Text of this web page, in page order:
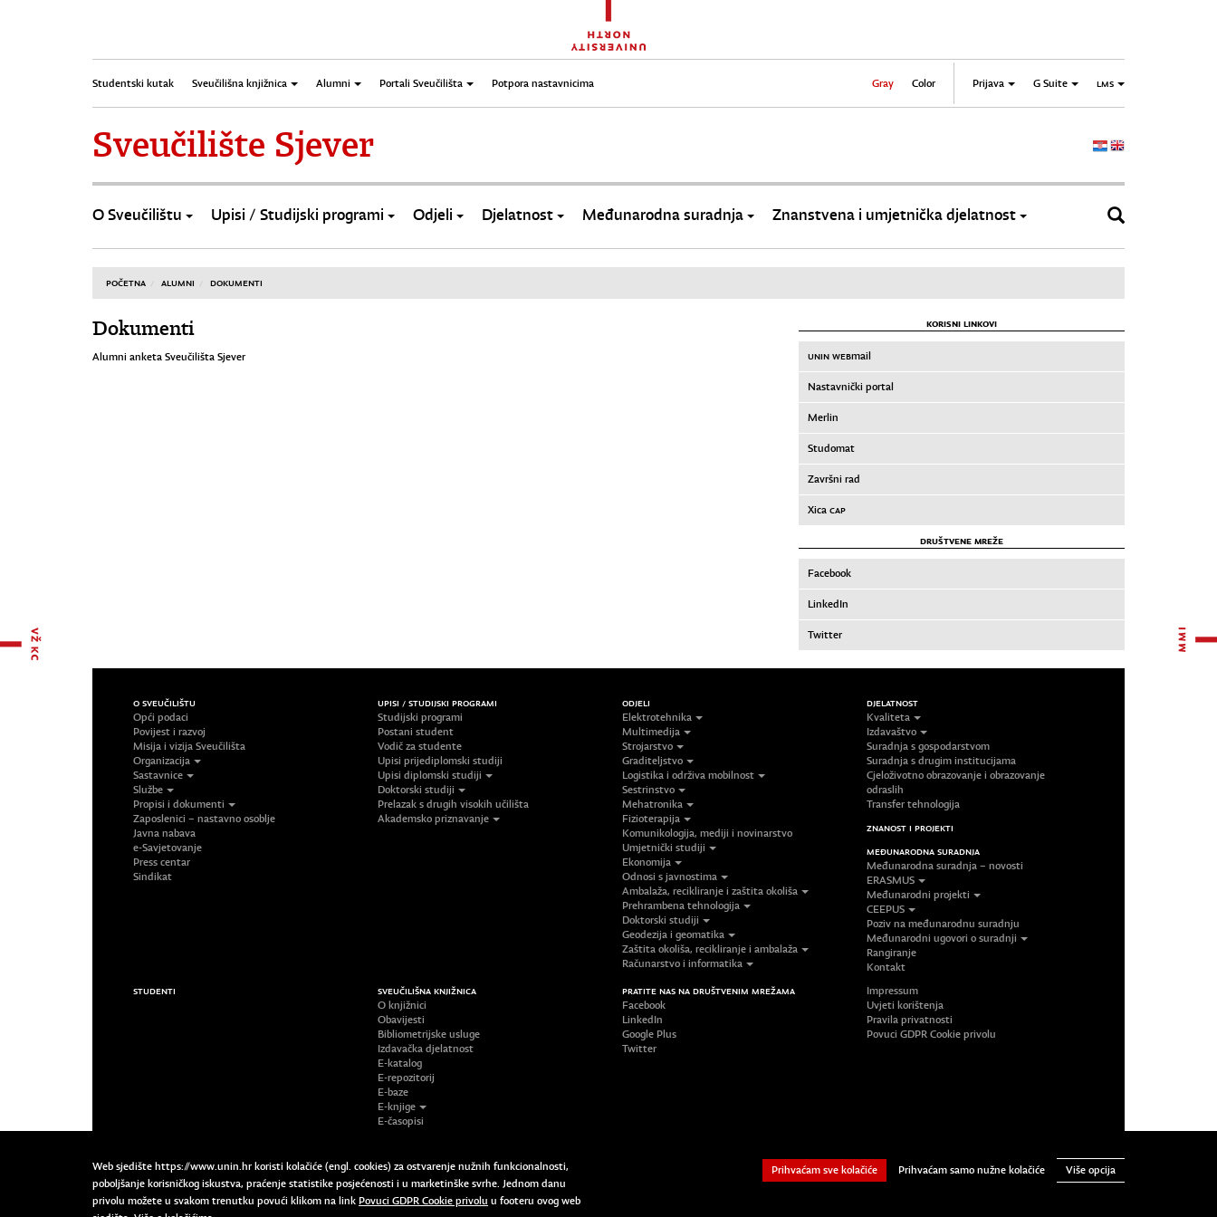
Studentski kutak Sveučilišna knjižnica Alumni Portali Sveučilišta Potpora nastavnicima Gray Color Prijava G Suite LMS
Sveučilište Sjever
O Sveučilištu Upisi / Studijski programi Odjeli Djelatnost Međunarodna suradnja Znanstvena i umjetnička djelatnost
POČETNA ALUMNI DOKUMENTI
Dokumenti
Alumni anketa Sveučilišta Sjever
KORISNI LINKOVI
UNIN WEBmail
Nastavnički portal
Merlin
Studomat
Završni rad
Xica CAP
DRUŠTVENE MREŽE
Facebook
LinkedIn
Twitter
O SVEUČILIŠTU
Opći podaci
Povijest i razvoj
Misija i vizija Sveučilišta
Organizacija
Sastavnice
Službe
Propisi i dokumenti
Zaposlenici – nastavno osoblje
Javna nabava
e-Savjetovanje
Press centar
Sindikat
UPISI / STUDIJSKI PROGRAMI
Studijski programi
Postani student
Vodič za studente
Upisi prijediplomski studiji
Upisi diplomski studiji
Doktorski studiji
Prelazak s drugih visokih učilišta
Akademsko priznavanje
ODJELI
Elektrotehnika
Multimedija
Strojarstvo
Graditeljstvo
Logistika i održiva mobilnost
Sestrinstvo
Mehatronika
Fizioterapija
Komunikologija, mediji i novinarstvo
Umjetnički studiji
Ekonomija
Odnosi s javnostima
Ambalaža, recikliranje i zaštita okoliša
Prehrambena tehnologija
Doktorski studiji
Geodezija i geomatika
Zaštita okoliša, recikliranje i ambalaža
Računarstvo i informatika
DJELATNOST
Kvaliteta
Izdavaštvo
Suradnja s gospodarstvom
Suradnja s drugim institucijama
Cjeloživotno obrazovanje i obrazovanje
odraslih
Transfer tehnologija
ZNANOST I PROJEKTI
MEĐUNARODNA SURADNJA
Međunarodna suradnja – novosti
ERASMUS
Međunarodni projekti
CEEPUS
Poziv na međunarodnu suradnju
Međunarodni ugovori o suradnji
Rangiranje
Kontakt
STUDENTI
SVEUČILIŠNA KNJIŽNICA
O knjižnici
Obavijesti
Bibliometrijske usluge
Izdavačka djelatnost
E-katalog
E-repozitorij
E-baze
E-knjige
E-časopisi
PRATITE NAS NA DRUŠTVENIM MREŽAMA
Facebook
LinkedIn
Google Plus
Twitter
Impressum
Uvjeti korištenja
Pravila privatnosti
Povuci GDPR Cookie privolu
Web sjedište https://www.unin.hr koristi kolačiće (engl. cookies) za ostvarenje nužnih funkcionalnosti,
poboljšanje korisničkog iskustva, praćenje statistike posjećenosti i u marketinške svrhe. Jednom danu
privolu možete u svakom trenutku povući klikom na link Povuci GDPR Cookie privolu u footeru ovog web
Prihvaćam sve kolačiće Prihvaćam samo nužne kolačiće Više opcija